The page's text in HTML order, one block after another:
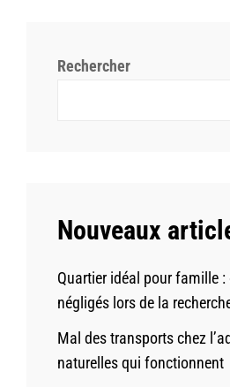
Rechercher
Nouveaux
Quartier idéal pour famille
négligés lors de la
Mal des transports chez
naturelles qui fonctionnent